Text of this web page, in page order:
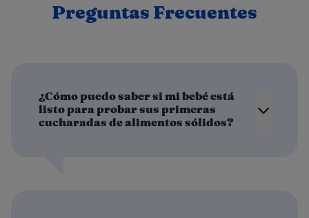
Preguntas Frecuentes
¿Cómo puedo saber si mi bebé está
listo para probar sus primeras
cucharadas de alimentos sólidos?